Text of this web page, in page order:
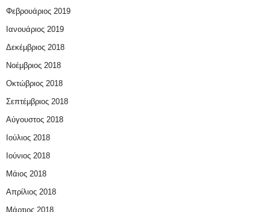
Φεβρουάριος 2019
Ιανουάριος 2019
Δεκέμβριος 2018
Νοέμβριος 2018
Οκτώβριος 2018
Σεπτέμβριος 2018
Αύγουστος 2018
Ιούλιος 2018
Ιούνιος 2018
Μάιος 2018
Απρίλιος 2018
Μάρτιος 2018